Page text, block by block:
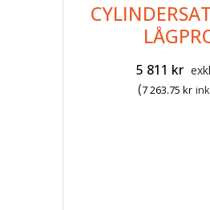
5 811 kr
(7 263.75 kr